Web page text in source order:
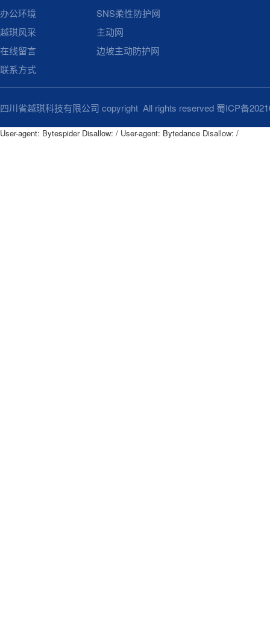
办公环境
越琪风采
在线留言
联系方式
SNS柔性防护网
主动网
边坡主动防护网
四川省越琪科技有限公司 copyright All rights reserved 蜀ICP备
User-agent: Bytespider
User-agent: Bytespider Disallow: / User-agent: Bytedance Disallow: /